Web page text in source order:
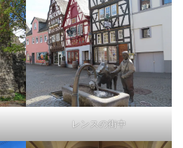
レンスの街中